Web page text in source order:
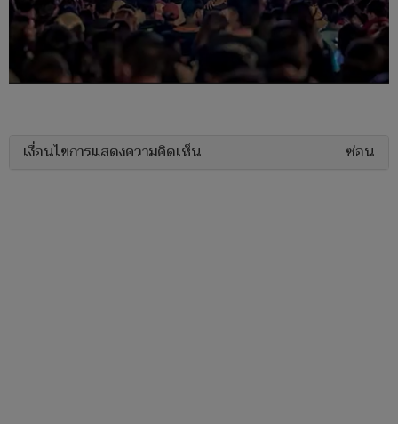
เงื่อนไขการแสดงความคิดเห็น ซ่อน